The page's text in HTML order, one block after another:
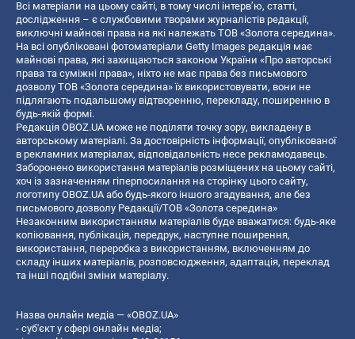
Всі матеріали на цьому сайті, в тому числі інтерв’ю, статті,
дослідження – є службовими творами журналістів редакції,
виключні майнові права на які належать ТОВ «Золота середина».
На всі опубліковані фотоматеріали Getty Images редакція має
майнові права, які захищаються законом України «Про авторські
права та суміжні права», ніхто не має права без письмового
дозволу ТОВ «Золота середина» їх використовувати, вони не
підлягають подальшому відтворенню, перекладу, поширенню в
будь-якій формі.
Редакція OBOZ.UA може не поділяти точку зору, викладену в
авторському матеріалі. За достовірність інформації, опублікованої
в рекламних матеріалах, відповідальність несе рекламодавець.
Заборонено використання матеріалів розміщених на цьому сайті,
хоч із зазначенням гіперпосилання на сторінку цього сайту,
логотипу OBOZ.UA або будь-якого іншого згадування, але без
письмового дозволу Редакції/ТОВ «Золота середина»
Незаконним використанням матеріалів буде вважатися: будь-яке
копiювання, публiкацiя, передрук, наступне поширення,
використання, переробка з використанням, включенням до
складу інших матеріалів, розповсюдження, адаптація, переклад
та інші подібні зміни матеріалу.
Назва онлайн медіа — «OBOZ.UA»
- суб'єкт у сфері онлайн медіа;